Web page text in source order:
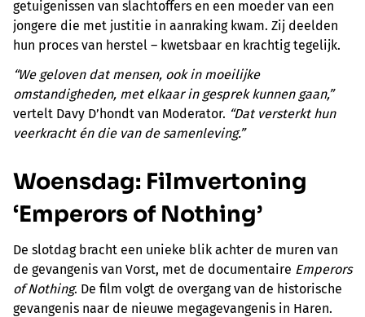
getuigenissen van slachtoffers en een moeder van een
jongere die met justitie in aanraking kwam. Zij deelden
hun proces van herstel – kwetsbaar en krachtig tegelijk.
“We geloven dat mensen, ook in moeilijke
omstandigheden, met elkaar in gesprek kunnen gaan,”
vertelt Davy D’hondt van Moderator. “Dat versterkt hun
veerkracht én die van de samenleving.”
Woensdag: Filmvertoning
‘Emperors of Nothing’
De slotdag bracht een unieke blik achter de muren van
de gevangenis van Vorst, met de documentaire Emperors
of Nothing. De film volgt de overgang van de historische
gevangenis naar de nieuwe megagevangenis in Haren.